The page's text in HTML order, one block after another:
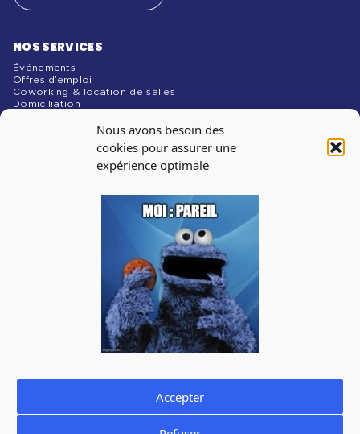
Nous avons besoin des
cookies pour assurer une
expérience optimale
Accepter
NOS SERVICES
Événements
Offres d’emploi
Coworking & location de salles
Domiciliation
Abonnez-vous à notre newsletter pour recevoir les infos
sur les évènements, les offres d’emploi
J'accepte de recevoir la newsletter de La Cantine et je prends
connaissance de lapolitique de confidentialité.
Vous pouvez à tout moment utiliser le lien de désabonnement